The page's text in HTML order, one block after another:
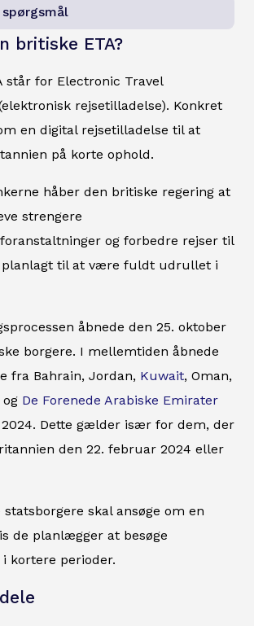
britiske ETA?
står for Electronic Travel
rejsetilladelse). Konkret
en digital rejsetilladelse til at
på korte ophold.
håber den britiske regering at
strengere
og forbedre rejser til
planlagt til at være fuldt udrullet i
åbnede den 25. oktober
borgere. I mellemtiden åbnede
fra Bahrain, Jordan, Kuwait, Oman,
De Forenede Arabiske Emirater
Dette gælder især for dem, der
den 22. februar 2024 eller
skal ansøge om en
de planlægger at besøge
kortere perioder.